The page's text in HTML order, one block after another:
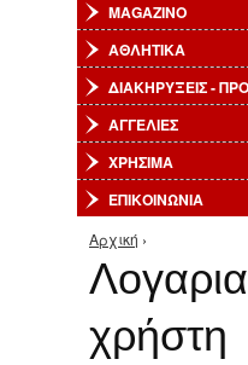
MAGAZINO
ΑΘΛΗΤΙΚΑ
ΔΙΑΚΗΡΥΞΕΙΣ -
ΑΓΓΕΛΙΕΣ
ΧΡΗΣΙΜΑ
ΕΠΙΚΟΙΝΩΝΙΑ
Είστε εδώ
Αρχική ›
χρήστη